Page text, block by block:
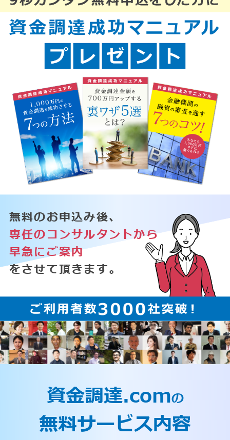
無料のお申込み後、
専任のコンサルタントから
早急にご案内
をさせて頂きます。
資金調達.comの
無料サービス内容